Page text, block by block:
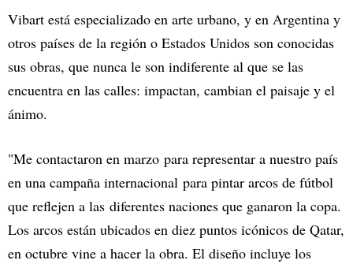
Vibart está especializado en arte urbano, y en Argentina y
otros países de la región o Estados Unidos son conocidas
sus obras, que nunca le son indiferente al que se las
encuentra en las calles: impactan, cambian el paisaje y el
ánimo.
"Me contactaron en marzo para representar a nuestro país
en una campaña internacional para pintar arcos de fútbol
que reflejen a las diferentes naciones que ganaron la copa.
Los arcos están ubicados en diez puntos icónicos de Qatar,
en octubre vine a hacer la obra. El diseño incluye los